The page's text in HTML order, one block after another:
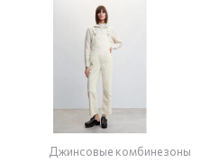
Джинсовые комбинезоны